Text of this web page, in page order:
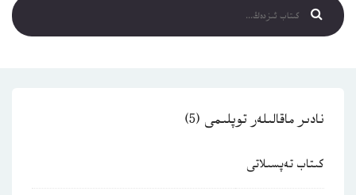
نادىر ماقالىلەر توپلىمى (5)
كىتاب تەپسىلاتى